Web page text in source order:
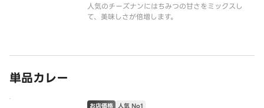
人気のチーズナンにはちみつの甘さをミックスし
て、美味しさが倍増します。
単品カレー
お店価格 人気 No1